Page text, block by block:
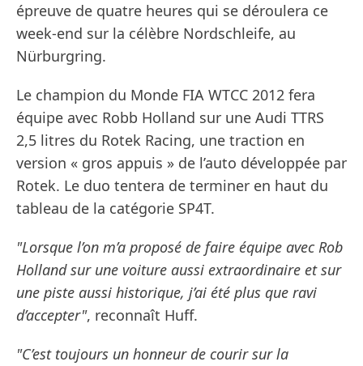
épreuve de quatre heures qui se déroulera ce
week-end sur la célèbre Nordschleife, au
Nürburgring.
Le champion du Monde FIA WTCC 2012 fera
équipe avec Robb Holland sur une Audi TTRS
2,5 litres du Rotek Racing, une traction en
version « gros appuis » de l’auto développée par
Rotek. Le duo tentera de terminer en haut du
tableau de la catégorie SP4T.
"Lorsque l’on m’a proposé de faire équipe avec Rob
Holland sur une voiture aussi extraordinaire et sur
une piste aussi historique, j’ai été plus que ravi
d’accepter", reconnaît Huff.
"C’est toujours un honneur de courir sur la